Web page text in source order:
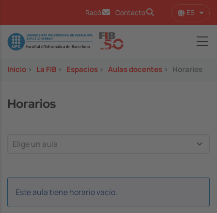
Racó Contacto ES
Image
Inicio > La FIB > Espacios > Aulas docentes > Horarios
Horarios
Este aula tiene horario vacío.